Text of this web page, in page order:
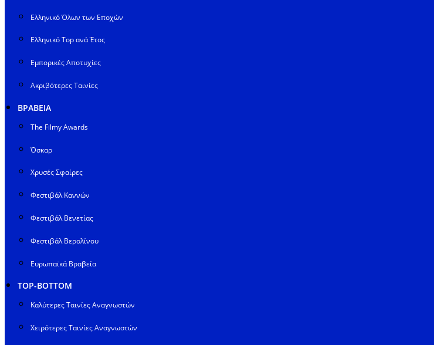
Ελληνικό Όλων των Εποχών
Ελληνικό Top ανά Έτος
Εμπορικές Αποτυχίες
Ακριβότερες Ταινίες
ΒΡΑΒΕΙΑ
The Filmy Awards
Όσκαρ
Χρυσές Σφαίρες
Φεστιβάλ Καννών
Φεστιβάλ Βενετίας
Φεστιβάλ Βερολίνου
Ευρωπαϊκά Βραβεία
TOP-BOTTOM
Καλύτερες Ταινίες Αναγνωστών
Χειρότερες Ταινίες Αναγνωστών